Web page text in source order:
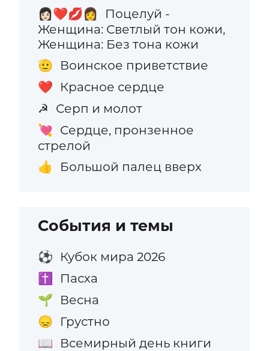
👩🏻‍❤️‍💋‍👩
Поцелуй -
Женщина: Светлый тон кожи,
Женщина: Без тона кожи
🫡 Воинское приветствие
❤️ Красное сердце
☭ Серп и молот
💘 Сердце, пронзенное
стрелой
👍 Большой палец вверх
События и темы
⚽ Кубок мира 2026
✝️ Пасха
🌱 Весна
😞 Грустно
📖 Всемирный день книги